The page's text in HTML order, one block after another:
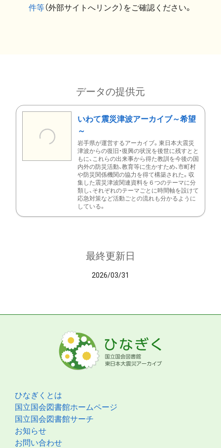
件等（外部サイトへリンク）をご確認ください。
データの提供元
いわて震災津波アーカイブ～希望
～
岩手県が運営するアーカイブ。東日本大震災
津波からの復旧・復興の状況を後世に残すとと
もに、これらの出来事から得た教訓を今後の国
内外の防災活動、教育等に生かすため、市町村
や防災関係機関の協力を得て構築された。収
集した震災津波関連資料を６つのテーマに分
類し、それぞれのテーマごとに時間軸を設けて
応急対策など活動ごとの流れも分かるように
している。
最終更新日
2026/03/31
ひなぎくとは
国立国会図書館ホームページ
国立国会図書館サーチ
お知らせ
お問い合わせ